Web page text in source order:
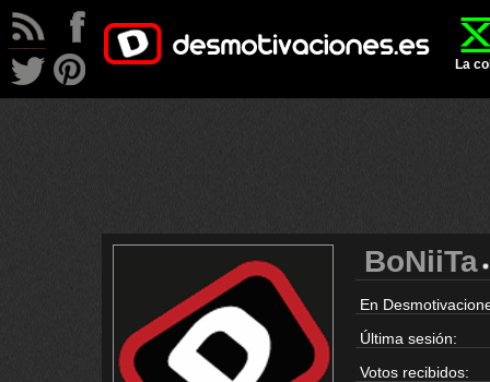
La
BoNiiTa
En
Última sesión:
Votos recibidos: